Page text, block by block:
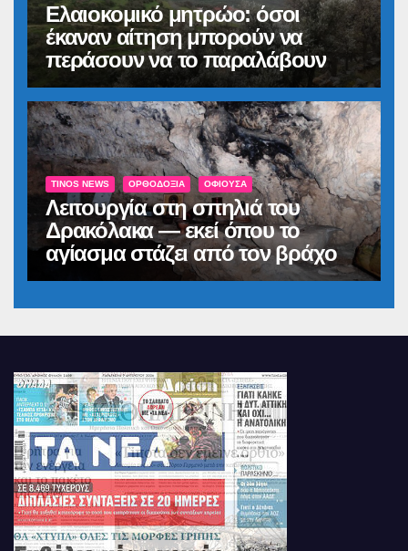
Ελαιοκομικό μητρώο: όσοι
έκαναν αίτηση μπορούν να
περάσουν να το παραλάβουν
TINOS NEWS ΟΡΘΟΔΟΞΊΑ ΟΦΙΟΎΣΑ
Λειτουργία στη σπηλιά του
Δρακόλακα — εκεί όπου το
αγίασμα στάζει από τον βράχο